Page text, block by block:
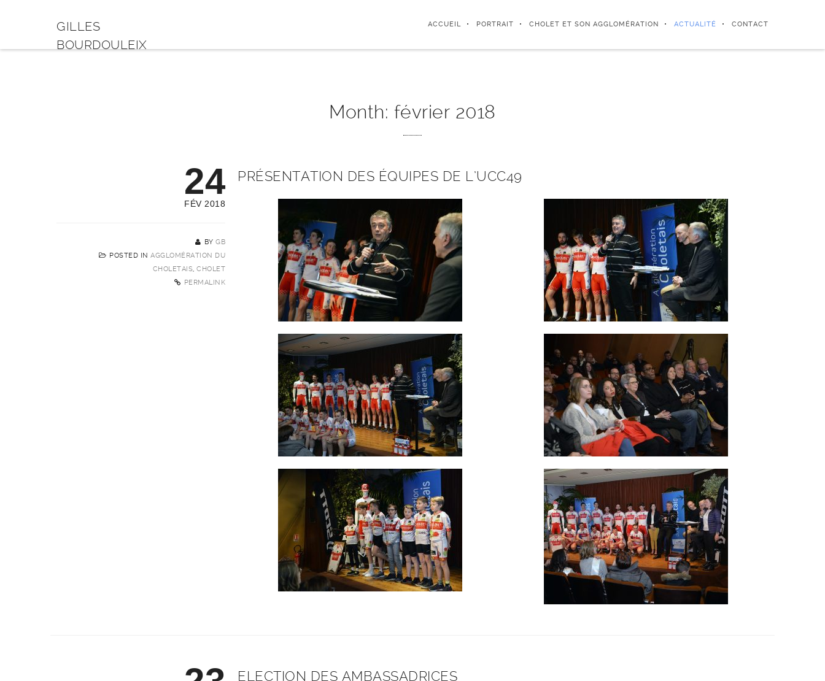
GILLES
BOURDOULEIX
ACCUEIL PORTRAIT CHOLET ET SON AGGLOMÉRATION ACTUALITÉ CONTACT
Month: février 2018
24
FÉV 2018
BY GB
POSTED IN AGGLOMÉRATION DU
CHOLETAIS, CHOLET
PERMALINK
PRÉSENTATION DES ÉQUIPES DE L’UCC49
ELECTION DES AMBASSADRICES